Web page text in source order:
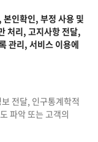
인확인, 부정 사용 및
처리, 고지사항 전달,
관리, 서비스 이용에
전달, 인구통계학적
파악 또는 고객의